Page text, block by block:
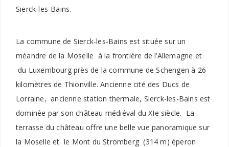
Sierck-les-Bains.
La commune de Sierck-les-Bains est située sur un
méandre de la Moselle à la frontière de l’Allemagne et
du Luxembourg près de la commune de Schengen à 26
kilomètres de Thionville. Ancienne cité des Ducs de
Lorraine, ancienne station thermale, Sierck-les-Bains est
dominée par son château médiéval du XIe siècle. La
terrasse du château offre une belle vue panoramique sur
la Moselle et le Mont du Stromberg (314 m) éperon